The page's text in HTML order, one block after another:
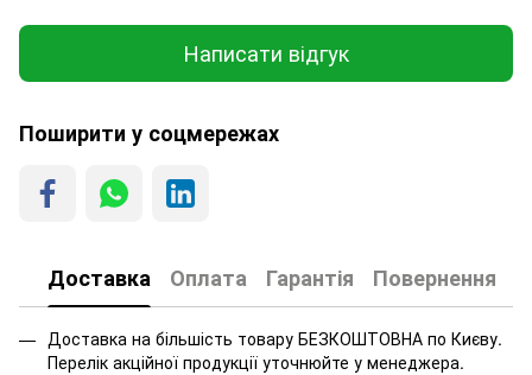
Написати відгук
Поширити у соцмережах
Доставка Оплата Гарантія Повернення
Доставка на більшість товару БЕЗКОШТОВНА по Києву.
Перелік акційної продукції уточнюйте у менеджера.